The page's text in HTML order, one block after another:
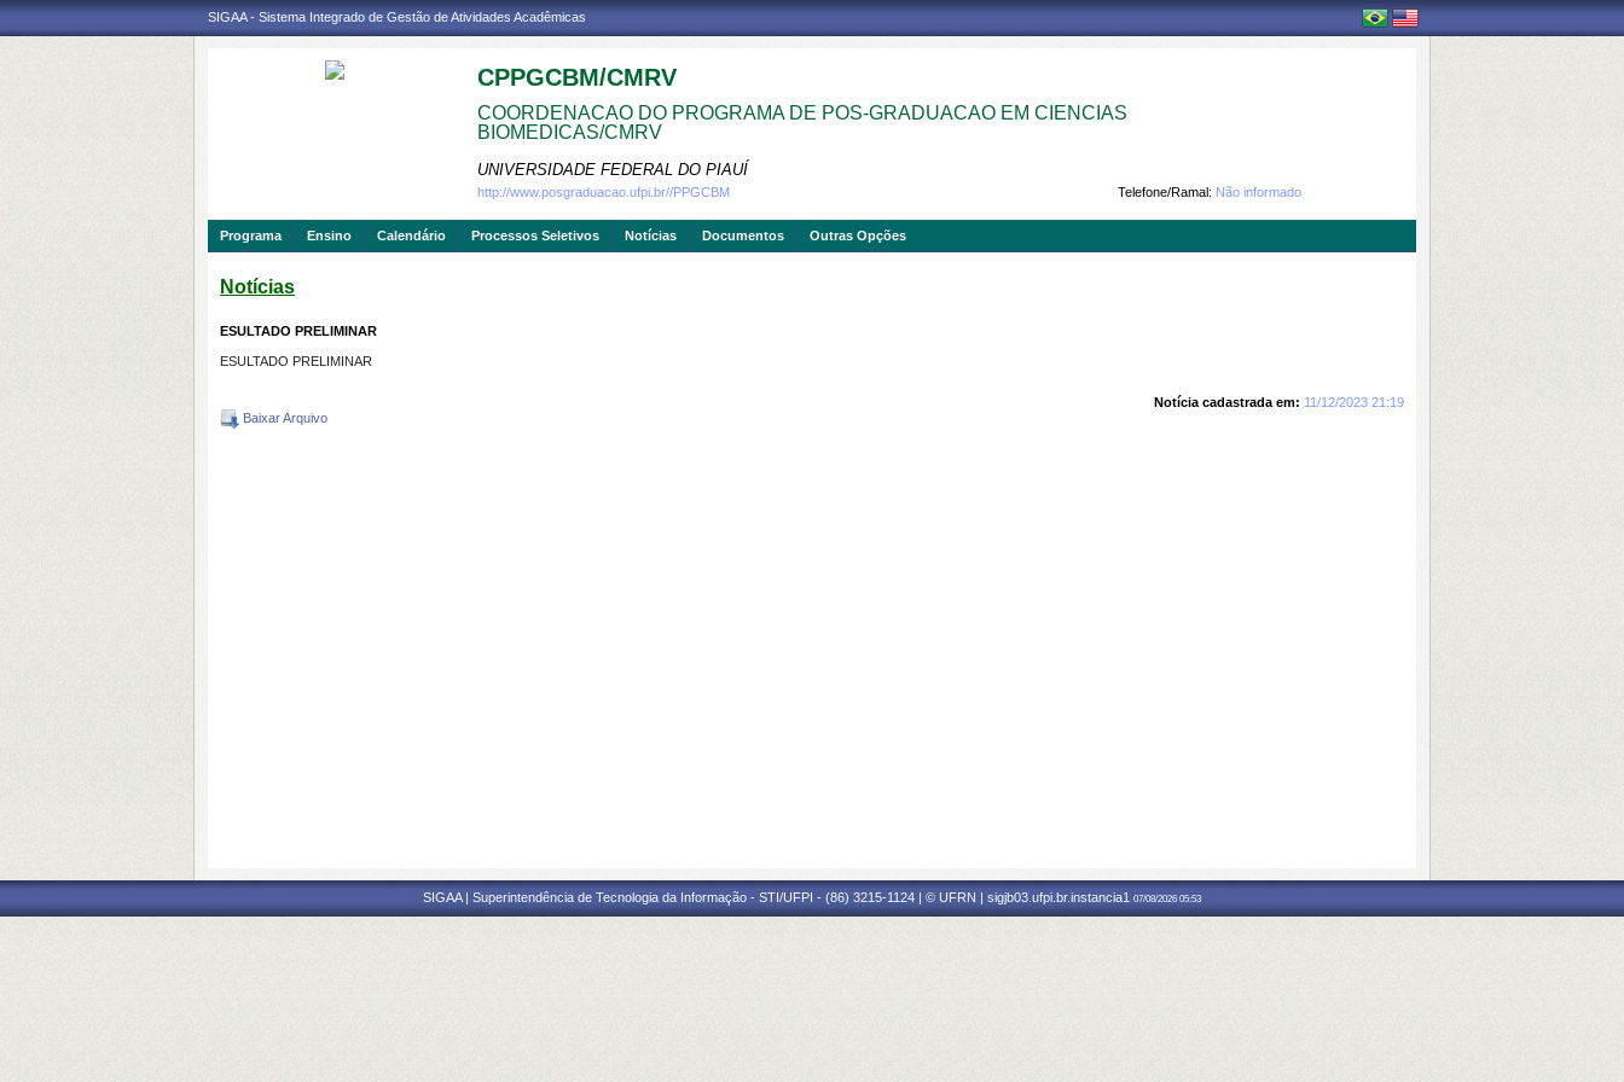
SIGAA - Sistema Integrado de Gestão de Atividades Acadêmicas
CPPGCBM/CMRV
COORDENACAO DO PROGRAMA DE POS-GRADUACAO EM CIENCIAS
BIOMEDICAS/CMRV
UNIVERSIDADE FEDERAL DO PIAUÍ
Telefone/Ramal: Não informado
http://www.posgraduacao.ufpi.br//PPGCBM
Programa Ensino Calendário Processos Seletivos Notícias Documentos Outras Opções
Notícias
ESULTADO PRELIMINAR
ESULTADO PRELIMINAR
Notícia cadastrada em: 11/12/2023 21:19
Baixar Arquivo
SIGAA | Superintendência de Tecnologia da Informação - STI/UFPI - (86) 3215-1124 | © UFRN | sigjb03.ufpi.br.instancia1 07/08/2026 05:53